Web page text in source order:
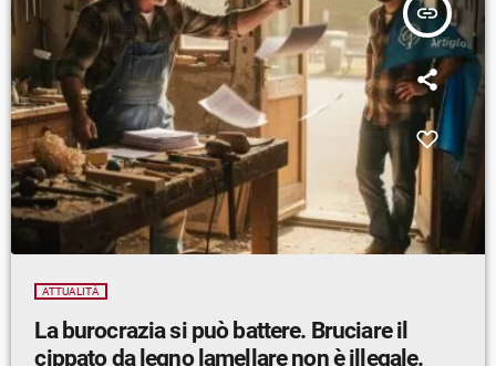
insert_link
ATTUALITÀ
La burocrazia si può battere. Bruciare il
cippato da legno lamellare non è illegale.